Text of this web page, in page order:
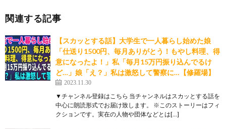
関連する記事
【スカッとする話】大学生で一人暮らし始めた娘
「仕送り1500円、毎月ありがとう！もやし料理、得
意になったよ！」私「毎月15万円振り込んでるけ
ど…」娘「え？」私は激怒して警察に…【修羅場】
2023.11.30
▼チャンネル登録はこちら 当チャンネルはスカッとする話を
中心に朗読形式でお届け致します。 ※このストーリーはフィ
クションです。実在の人物や団体などとは[…]